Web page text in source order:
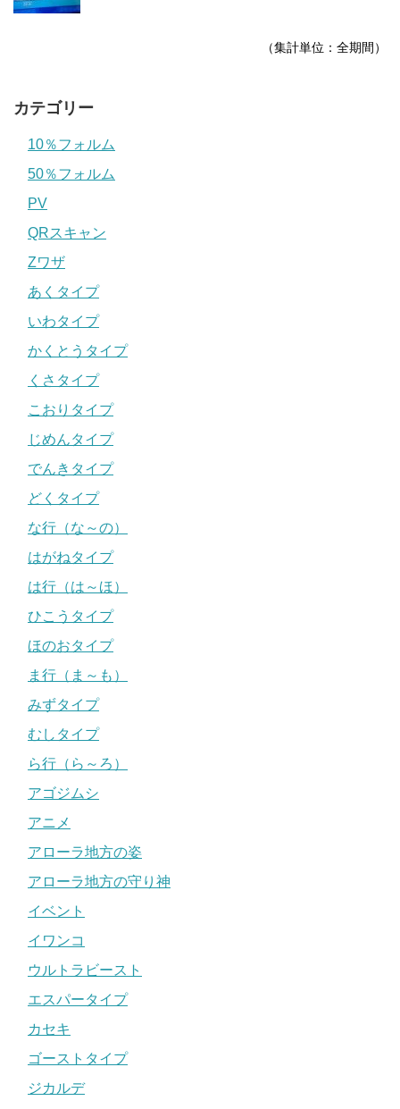
（集計単位：全期間）
カテゴリー
10％フォルム
50％フォルム
PV
QRスキャン
Zワザ
あくタイプ
いわタイプ
かくとうタイプ
くさタイプ
こおりタイプ
じめんタイプ
でんきタイプ
どくタイプ
な行（な～の）
はがねタイプ
は行（は～ほ）
ひこうタイプ
ほのおタイプ
ま行（ま～も）
みずタイプ
むしタイプ
ら行（ら～ろ）
アゴジムシ
アニメ
アローラ地方の姿
アローラ地方の守り神
イベント
イワンコ
ウルトラビースト
エスパータイプ
カセキ
ゴーストタイプ
ジカルデ